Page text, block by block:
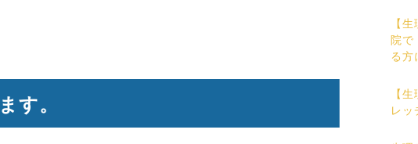
す。
【
院で
る方
【
レッ